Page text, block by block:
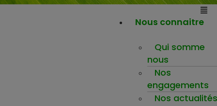
Nous connaitre
Qui somme
nous
Nos
engagements
Nos actualités